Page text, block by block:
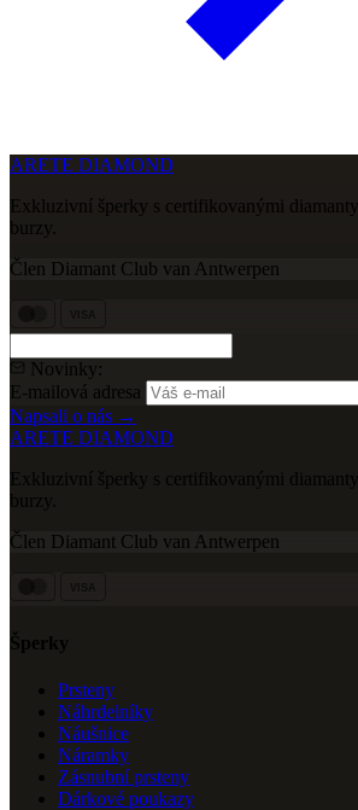
ARETE DIAMOND
Exkluzivní šperky s certifikovanými
burzy.
Člen Diamant Club van Antwerpen
Novinky:
E-mailová adresa
Napsali o nás →
ARETE DIAMOND
Exkluzivní šperky s certifikovanými
burzy.
Člen Diamant Club van Antwerpen
Šperky
Prsteny
Náhrdelníky
Náušnice
Náramky
Zásnubní prsteny
Dárkové poukazy